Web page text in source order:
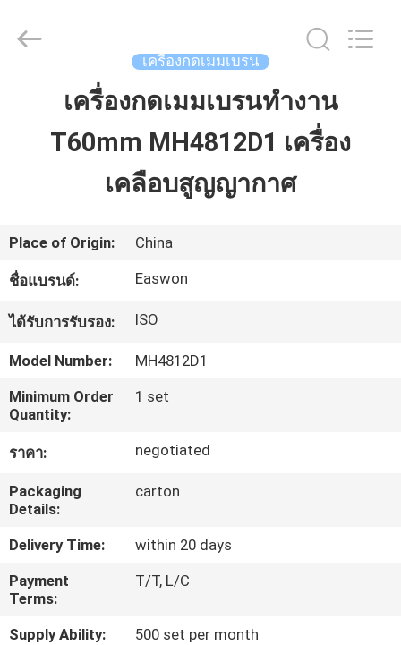
เกี่ยว
กับ
เรา
ทัวร์
โรงงาน
ควบคุม
คุณภาพ
ติดต่อ
Ruixiang
Import
เครื่องกดเมมเบรน
เครื่องกดเมมเบรนทำงาน
T60mm MH4812D1 เครื่อง
เคลือบสูญญากาศ
Place of Origin: China
ชื่อแบรนด์: Easwon
ได้รับการรับรอง: ISO
Model Number:
MH4812D1
Minimum Order
Quantity:
1 set
ราคา: negotiated
Packaging
Details:
carton
Delivery Time:
within 20 days
Payment
Terms:
T/T, L/C
Supply Ability: 500 set per month